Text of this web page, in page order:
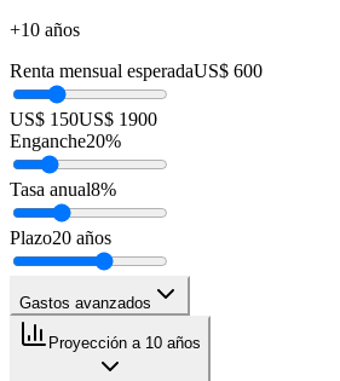
+10 años
Renta mensual esperadaUS$ 600
US$ 150US$ 1900
Enganche20%
Tasa anual8%
Plazo20 años
Gastos avanzados
Proyección a 10 años